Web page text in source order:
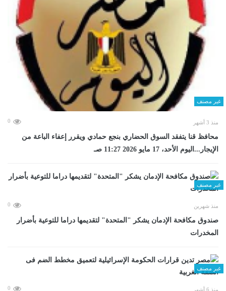
غير مصنف
منذ 3 أشهر 0
محافظ قنا يتفقد السوق الحضاري بنجع حمادي ويقرر إعفاء الباعة من
الإيجار...اليوم الأحد، 17 مايو 2026 11:27 صـ
غير مصنف
منذ شهرين 0
صندوق مكافحة الإدمان يشكر "المتحدة" لتقديمها دراما للتوعية بأضرار
المخدرات
غير مصنف
منذ 6 أشهر 0